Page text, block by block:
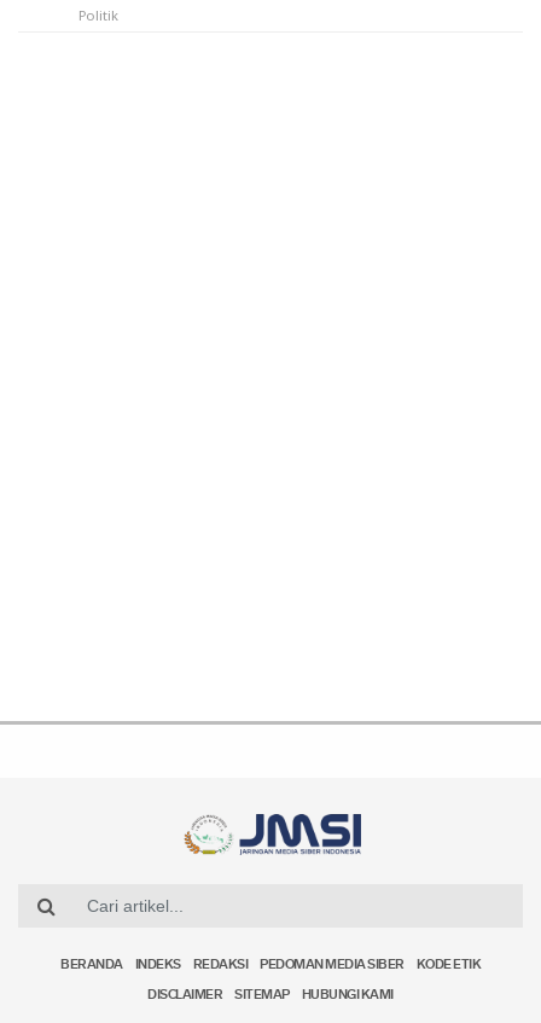
Politik
BERANDA INDEKS REDAKSI PEDOMAN MEDIA SIBER KODE ETIK
DISCLAIMER SITEMAP HUBUNGI KAMI